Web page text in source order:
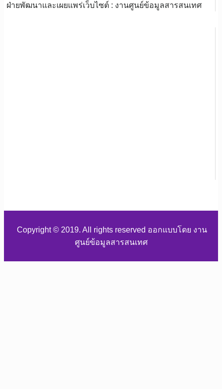
ฝ่ายพัฒนาและเผยแพร่เว็บไซต์ : งานศูนย์ข้อมูลสารสนเทศ
Copyright © 2019. All rights reserved ออกแบบโดย งาน
ศูนย์ข้อมูลสารสนเทศ